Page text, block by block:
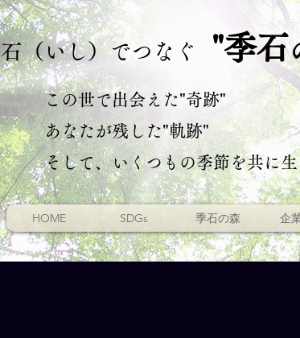
石（いし）でつなぐ "季石
この世で出会えた"奇跡"
あなたが残した"軌跡"
そして、いくつもの季節を共に
HOME SDGs 季石の森 企